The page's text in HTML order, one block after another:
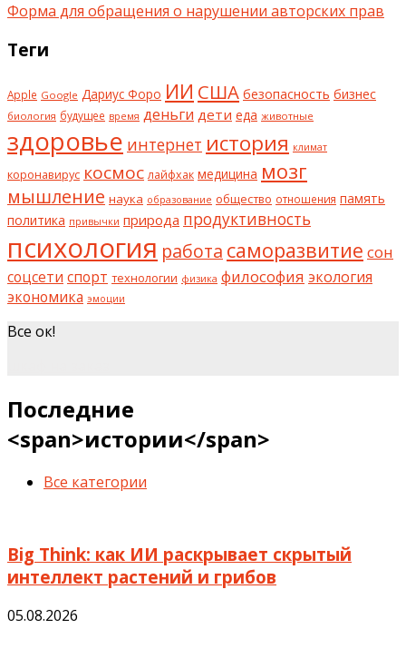
Форма для обращения о нарушении авторских прав
Теги
Apple Google Дариус Форо ИИ США безопасность бизнес
биология будущее время деньги дети еда животные
здоровье интернет история климат
коронавирус космос лайфхак медицина мозг
мышление наука образование общество отношения память
политика привычки природа продуктивность
психология работа саморазвитие сон
соцсети спорт технологии физика философия экология
экономика эмоции
Все ок!
Последние
<span>истории</span>
Все категории
Big Think: как ИИ раскрывает скрытый
интеллект растений и грибов
05.08.2026